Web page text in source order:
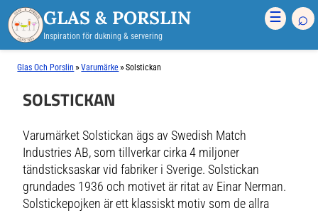
GLAS & PORSLIN
Inspiration för dukning & servering
☰ ⌕
Glas Och Porslin »Varumärke »Solstickan
SOLSTICKAN
Varumärket Solstickan ägs av Swedish Match
Industries AB, som tillverkar cirka 4 miljoner
tändsticksaskar vid fabriker i Sverige. Solstickan
grundades 1936 och motivet är ritat av Einar Nerman.
Solstickepojken är ett klassiskt motiv som de allra